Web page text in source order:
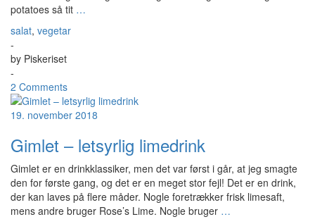
potatoes så tit …
salat, vegetar
-
by Piskeriset
-
2 Comments
19. november 2018
Gimlet – letsyrlig limedrink
Gimlet er en drinkklassiker, men det var først i går, at jeg smagte
den for første gang, og det er en meget stor fejl! Det er en drink,
der kan laves på flere måder. Nogle foretrækker frisk limesaft,
mens andre bruger Rose’s Lime. Nogle bruger …